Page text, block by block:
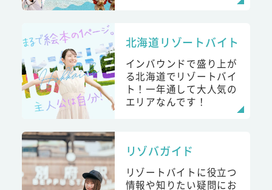
北海道リゾートバイト
インバウンドで盛り上が
る北海道でリゾートバイ
ト！一年通して大人気の
エリアなんです！
リゾバガイド
リゾートバイトに役立つ
情報や知りたい疑問にお